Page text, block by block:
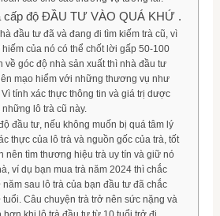
cấp độ ĐẦU TƯ VÀO QUÁ KHỨ .
đầu tư đã và đang đi tìm kiếm trà cũ, vì
hiếm của nó có thể chốt lời gấp 50-100
về góc độ nhà sản xuất thì nhà đầu tư
mạo hiểm với những thương vụ như
Vì tính xác thực thông tin và giá trị dược
lô trà cũ này.
đầu tư, nếu không muốn bị quá tâm lý
thực của lô trà và nguồn gốc của trà, tốt
nên tìm thương hiệu trà uy tín và giữ nó
ví dụ bạn mua trà năm 2024 thì chắc
năm sau lô trà của bạn đầu tư đã chắc
tuổi. Câu chuyện trà trở nên sức nặng và